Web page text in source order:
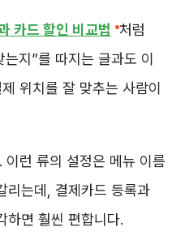
카드 할인 비교법
처럼
지”를 따지는 글과도 이
위치를 잘 맞추는 사람이
런 류의 설정은 메뉴 이름
리는데, 결제카드 등록과
하면 훨씬 편합니다.